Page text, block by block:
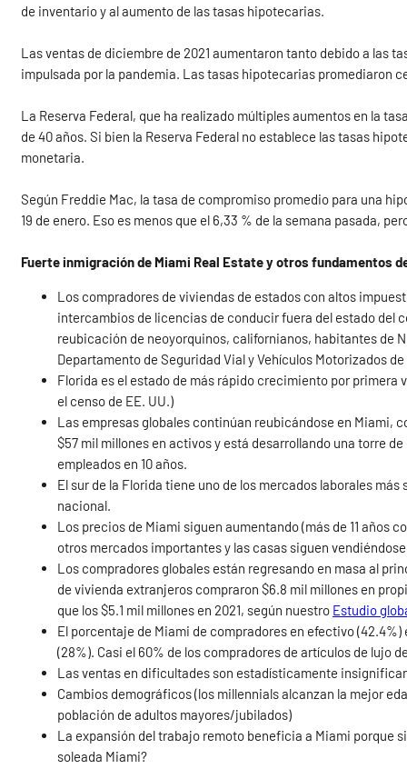
de inventario y al aumento de las tasas hipotecarias.
Las ventas de diciembre de 2021 aumentaron tanto debido a las
impulsada por la pandemia. Las tasas hipotecarias promediaron
La Reserva Federal, que ha realizado múltiples aumentos en la
de 40 años. Si bien la Reserva Federal no establece las tasas
monetaria.
Según Freddie Mac, la tasa de compromiso promedio para una
19 de enero. Eso es menos que el 6,33 % de la semana pasada,
Fuerte inmigración de Miami Real Estate y otros fundamentos
Los compradores de viviendas de estados con altos
intercambios de licencias de conducir fuera del estado del
reubicación de neoyorquinos, californianos, habitantes de
Departamento de Seguridad Vial y Vehículos Motorizados
Florida es el estado de más rápido crecimiento por primera
el censo de EE. UU.)
Las empresas globales continúan reubicándose en Miami,
$57 mil millones en activos y está desarrollando una torre
empleados en 10 años.
El sur de la Florida tiene uno de los mercados laborales
nacional.
Los precios de Miami siguen aumentando (más de 11
otros mercados importantes y las casas siguen
Los compradores globales están regresando en masa al
de vivienda extranjeros compraron $6.8 mil millones en
que los $5.1 mil millones en 2021, según nuestro Estudio
El porcentaje de Miami de compradores en efectivo
(28%). Casi el 60% de los compradores de artículos de lujo
Las ventas en dificultades son estadísticamente
Cambios demográficos (los millennials alcanzan la mejor
población de adultos mayores/jubilados)
La expansión del trabajo remoto beneficia a Miami porque
soleada Miami?